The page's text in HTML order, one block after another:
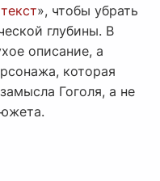
», чтобы убрать
глубины. В
описание, а
которая
Гоголя, а не